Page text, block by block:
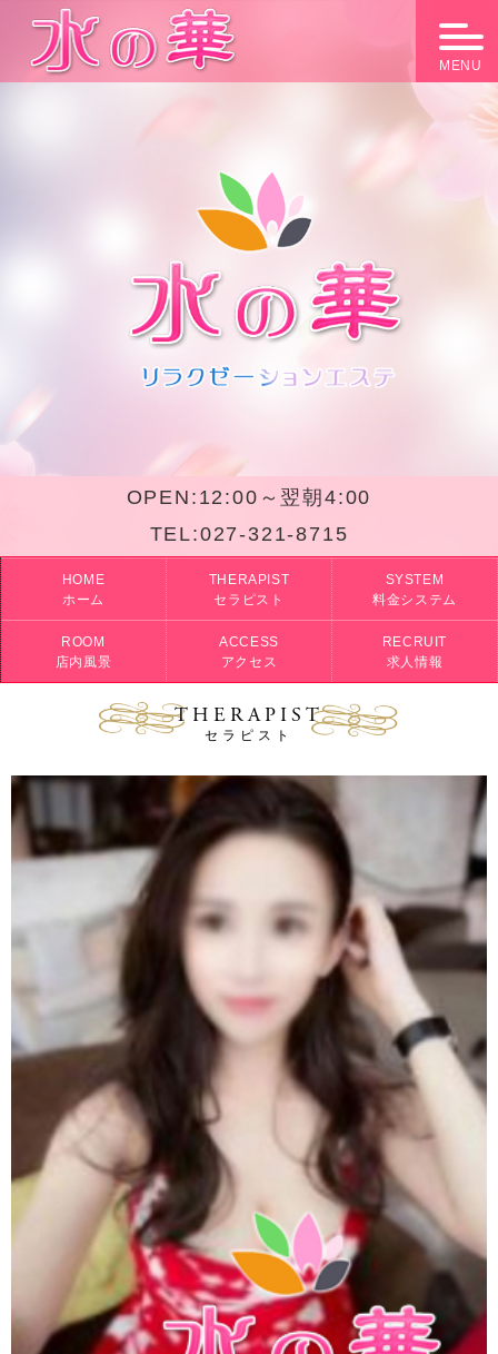
MENU
OPEN: 12:00～翌朝4:00
TEL:027-321-8715
HOME
ホーム
THERAPIST
セラピスト
SYSTEM
料金システム
ROOM
店内風景
ACCESS
アクセス
RECRUIT
求人情報
THERAPIST
セラピスト